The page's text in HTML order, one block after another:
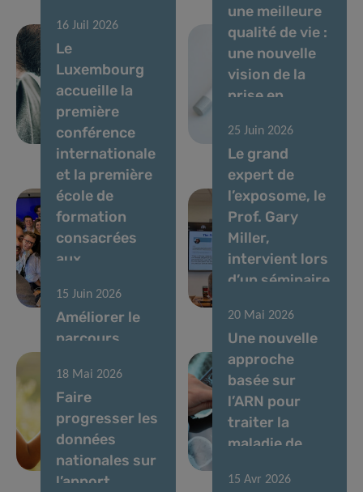
: des experts
établissent
des normes
pour les
biomarqueurs
vocaux
une meilleure
qualité de vie :
une nouvelle
vision de la
prise en
diabète
16 Juil 2026
Le
Luxembourg
accueille la
première
conférence
internationale
et la première
école de
formation
consacrées
aux
vocaux
25 Juin 2026
Le grand
expert de
l’exposome, le
Prof. Gary
Miller,
intervient lors
d’un séminaire
15 Juin 2026
Améliorer le
parcours
des enfants
atteints de
maladies rares
au
Luxembourg
20 Mai 2026
Une nouvelle
approche
basée sur
l’ARN pour
traiter la
maladie de
18 Mai 2026
Faire
progresser les
données
nationales sur
l’apport
15 Avr 2026